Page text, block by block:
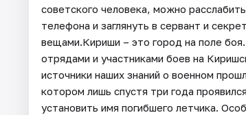
советского человека, можно
телефона и заглянуть в сервант и
вещами.Кириши – это город на поле
отрядами и участниками боев на
источники наших знаний о военном
котором лишь спустя три года
установить имя погибшего летчика.